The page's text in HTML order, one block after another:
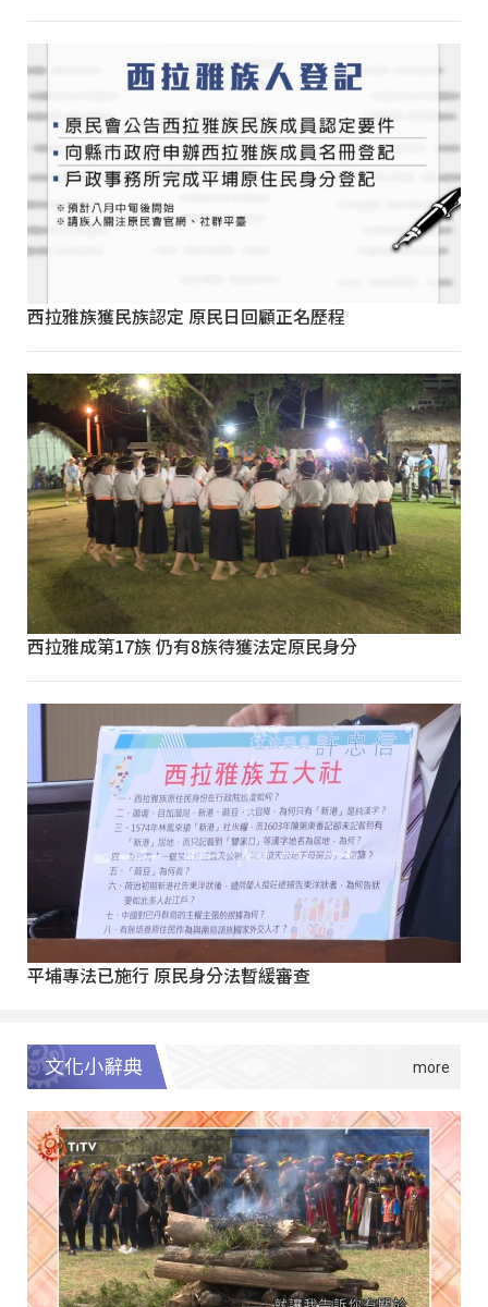
西拉雅族獲民族認定 原民日回顧正名歷程
西拉雅成第17族 仍有8族待獲法定原民身分
平埔專法已施行 原民身分法暫緩審查
文化小辭典